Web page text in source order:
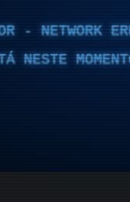
- NETWORK
NESTE